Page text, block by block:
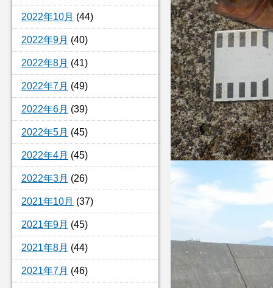
2022年10月 (44)
2022年9月 (40)
2022年8月 (41)
2022年7月 (49)
2022年6月 (39)
2022年5月 (45)
2022年4月 (45)
2022年3月 (26)
2021年10月 (37)
2021年9月 (45)
2021年8月 (44)
2021年7月 (46)